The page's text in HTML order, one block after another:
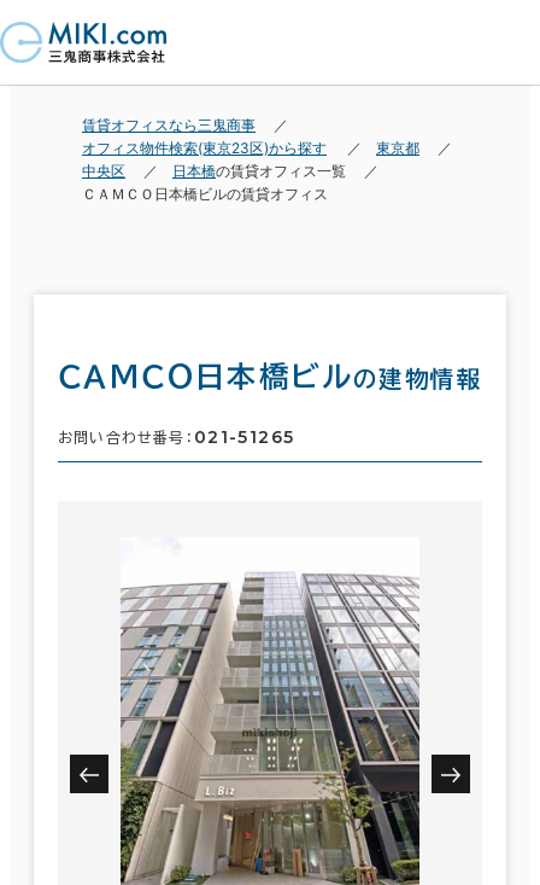
賃貸オフィスなら三鬼商事
オフィス物件検索(東京23区)から探す
東京都
中央区
日本橋の賃貸オフィス一覧
ＣＡＭＣＯ日本橋ビルの賃貸オフィス
ＣＡＭＣＯ日本橋ビルの建物情報
お問い合わせ番号： 021-51265